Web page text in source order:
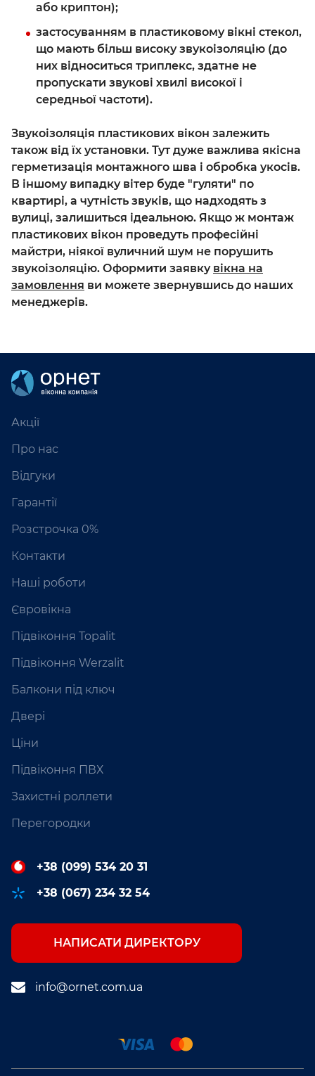
або криптон);
застосуванням в пластиковому вікні стекол,
що мають більш високу звукоізоляцію (до
них відноситься триплекс, здатне не
пропускати звукові хвилі високої і
середньої частоти).
Звукоізоляція пластикових вікон залежить
також від їх установки. Тут дуже важлива якісна
герметизація монтажного шва і обробка укосів.
В іншому випадку вітер буде "гуляти" по
квартирі, а чутність звуків, що надходять з
вулиці, залишиться ідеальною. Якщо ж монтаж
пластикових вікон проведуть професійні
майстри, ніякої вуличний шум не порушить
звукоізоляцію. Оформити заявку вікна на
замовлення ви можете звернувшись до наших
менеджерів.
Акції
Про нас
Відгуки
Гарантії
Розстрочка 0%
Контакти
Наші роботи
Євровікна
Підвіконня Topalit
Підвіконня Werzalit
Балкони під ключ
Двері
Ціни
Підвіконня ПВХ
Захистні роллети
Перегородки
+38 (099) 534 20 31
+38 (067) 234 32 54
НАПИСАТИ ДИРЕКТОРУ
info@ornet.com.ua